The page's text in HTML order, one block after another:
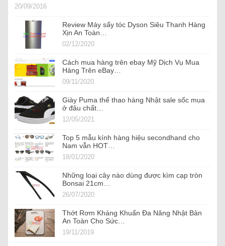
20/09/2016
Review Máy sấy tóc Dyson Siêu Thanh Hàng
Xịn An Toàn…
02/12/2020
Cách mua hàng trên ebay Mỹ Dịch Vụ Mua
Hàng Trên eBay…
09/11/2020
Giày Puma thể thao hàng Nhật sale sốc mua
ở đâu chất…
12/05/2021
Top 5 mẫu kính hàng hiệu secondhand cho
Nam vẫn HOT…
18/01/2020
Những loại cây nào dùng được kìm cạp tròn
Bonsai 21cm…
26/07/2020
Thớt Rơm Kháng Khuẩn Đa Năng Nhật Bản
An Toàn Cho Sức…
19/11/2019